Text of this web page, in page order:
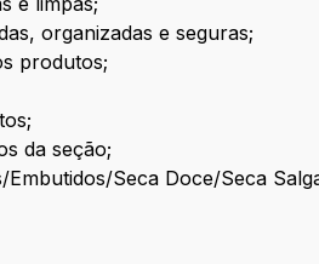
organizadas e seguras;
produtos;
da seção;
Seca Doce/Seca